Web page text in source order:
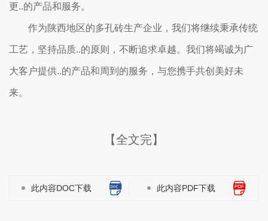
更..的产品和服务。
作为陕西地区的多孔砖生产企业，我们将继续秉承传统
工艺，坚持品质..的原则，不断追求卓越。我们将竭诚为广
大客户提供..的产品和周到的服务，与您携手共创美好未
来。
【全文完】
此内容DOC下载 此内容PDF下载